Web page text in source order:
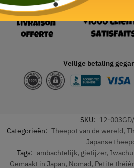
Veilige betaling
SKU: 12-
Categorieën: Theepot van de wereld,
Japanse
Tags: ambachtelijk, gietijzer, Iwachu
Gemaakt in Japan, Nomad, Petite